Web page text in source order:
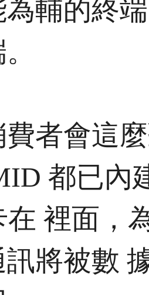
為輔的終
者會這
都已內
在 裡面，
將被數